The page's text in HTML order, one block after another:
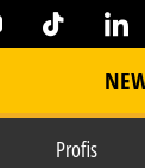
Profis